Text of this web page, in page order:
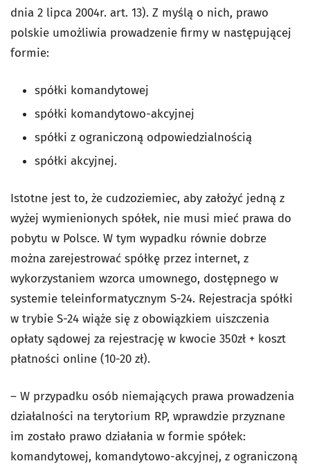
dnia 2 lipca 2004r. art. 13). Z myślą o nich, prawo
polskie umożliwia prowadzenie firmy w następującej
formie:
spółki komandytowej
spółki komandytowo-akcyjnej
spółki z ograniczoną odpowiedzialnością
spółki akcyjnej.
Istotne jest to, że cudzoziemiec, aby założyć jedną z
wyżej wymienionych spółek, nie musi mieć prawa do
pobytu w Polsce. W tym wypadku równie dobrze
można zarejestrować spółkę przez internet, z
wykorzystaniem wzorca umownego, dostępnego w
systemie teleinformatycznym S-24. Rejestracja spółki
w trybie S-24 wiąże się z obowiązkiem uiszczenia
opłaty sądowej za rejestrację w kwocie 350zł + koszt
płatności online (10-20 zł).
– W przypadku osób niemających prawa prowadzenia
działalności na terytorium RP, wprawdzie przyznane
im zostało prawo działania w formie spółek:
komandytowej, komandytowo-akcyjnej, z ograniczoną